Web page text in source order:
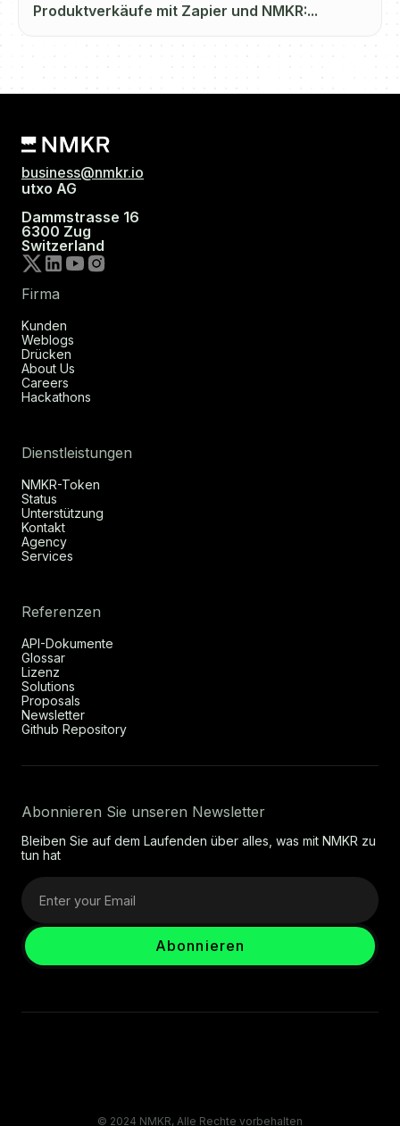
Produktverkäufe mit Zapier und NMKR:...
business@nmkr.io
utxo AG
Dammstrasse 16
6300 Zug
Switzerland
Firma
Kunden
Weblogs
Drücken
About Us
Careers
Hackathons
Dienstleistungen
NMKR-Token
Status
Unterstützung
Kontakt
Agency
Services
Referenzen
API-Dokumente
Glossar
Lizenz
Solutions
Proposals
Newsletter
Github Repository
Abonnieren Sie unseren Newsletter
Bleiben Sie auf dem Laufenden über alles, was mit NMKR zu
tun hat
© 2024 NMKR, Alle Rechte vorbehalten